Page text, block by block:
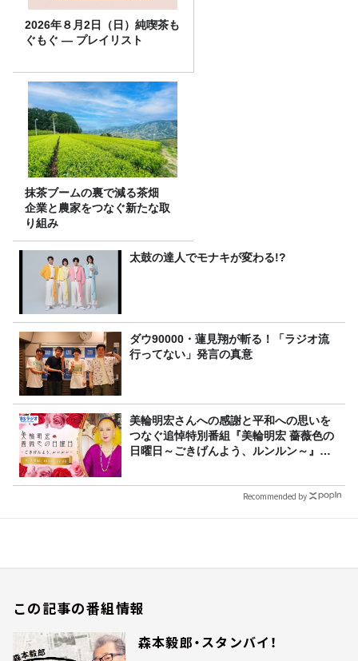
2026年８月2日（日）純喫茶も
ぐもぐ ― プレイリスト
抹茶ブームの裏で減る茶畑
企業と農家をつなぐ新たな取
り組み
太鼓の達人でモナキが変わる!?
ダウ90000・蓮見翔が斬る！「ラジオ流
行ってない」発言の真意
美輪明宏さんへの感謝と平和への思いを
つなぐ追悼特別番組『美輪明宏 薔薇色の
日曜日～ごきげんよう、ルンルン～』
Recommended by
この記事の番組情報
森本毅郎・スタンバイ！